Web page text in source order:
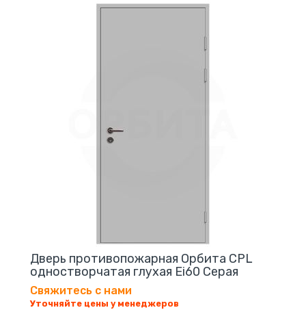
Дверь противопожарная Орбита CPL
одностворчатая глухая Ei60 Серая
Свяжитесь с нами
Уточняйте цены у менеджеров